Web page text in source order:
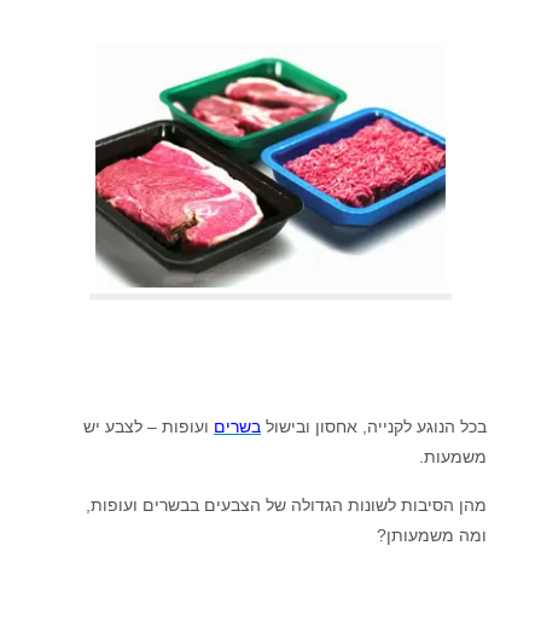
בכל הנוגע לקנייה, אחסון ובישול בשרים ועופות – לצבע יש
משמעות.
מהן הסיבות לשונות הגדולה של הצבעים בבשרים ועופות,
ומה משמעותן?